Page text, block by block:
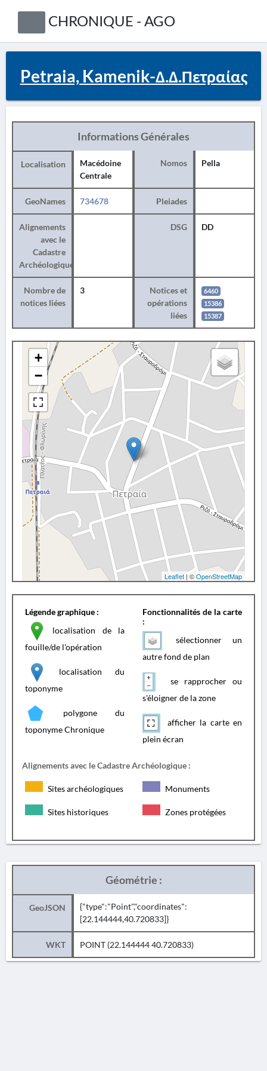
CHRONIQUE - AGO
Petraia, Kamenik-Δ.Δ.Πετραίας
Informations Générales
Localisation
Macédoine
Centrale
Nomos Pella
GeoNames 734678 Pleiades
Alignements
avec le
Cadastre
Archéologique
DSG DD
Nombre de
notices liées
3
Notices et
opérations
liées
6460
15386
15387
+
−
Leaflet | ©OpenStreetMap
Légende graphique :
localisation de la
fouille/de l'opération
localisation du
toponyme
polygone du
toponyme Chronique
Fonctionnalités de la carte
:
sélectionner un
autre fond de plan
se rapprocher ou
s'éloigner de la zone
afficher la carte en
plein écran
Alignements avec le Cadastre Archéologique :
Sites archéologiques Monuments
Sites historiques Zones protégées
Géométrie :
GeoJSON
{"type":"Point","coordinates":
[22.144444,40.720833]}
WKT POINT (22.144444 40.720833)